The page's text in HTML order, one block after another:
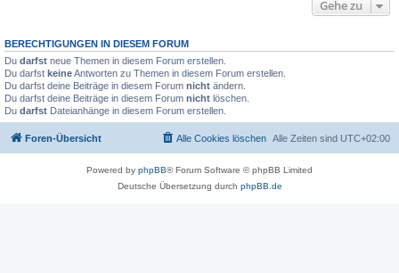
Gehe zu
BERECHTIGUNGEN IN DIESEM FORUM
Du darfst neue Themen in diesem Forum erstellen.
Du darfst keineAntworten zu Themen in diesem Forum erstellen.
Du darfst deine Beiträge in diesem Forum nicht ändern.
Du darfst deine Beiträge in diesem Forum nicht löschen.
Du darfst Dateianhänge in diesem Forum erstellen.
Foren-Übersicht Alle Zeiten sind UTC+02:00
Alle Cookies löschen
Powered by phpBB® Forum Software © phpBB Limited
Deutsche Übersetzung durch phpBB.de